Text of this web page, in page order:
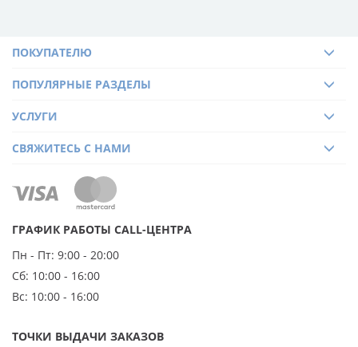
ПОКУПАТЕЛЮ
ПОПУЛЯРНЫЕ РАЗДЕЛЫ
УСЛУГИ
ГРАФИК РАБОТЫ CALL-ЦЕНТРА
Пн - Пт: 9:00 - 20:00
Сб: 10:00 - 16:00
Вс: 10:00 - 16:00
ТОЧКИ ВЫДАЧИ ЗАКАЗОВ
СВЯЖИТЕСЬ С НАМИ